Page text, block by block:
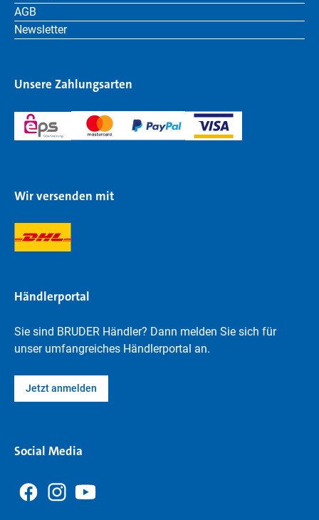
AGB
Newsletter
Unsere Zahlungsarten
Wir versenden mit
Händlerportal
Sie sind BRUDER Händler? Dann melden Sie sich für
unser umfangreiches Händlerportal an.
Jetzt anmelden
Social Media